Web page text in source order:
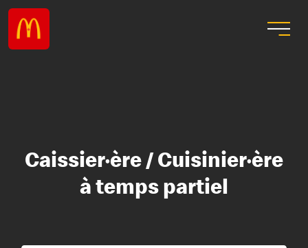
Caissier·ère / Cuisinier·ère
à temps partiel